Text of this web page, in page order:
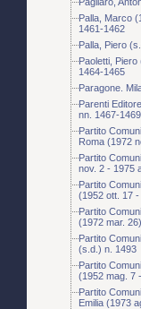
Palla, Marco
1461-1462
Palla, Piero
Paoletti, Piero
1464-1465
Paragone.
Parenti
nn. 1467-1469
Partito
Roma (1972
Partito
nov. 2 - 1975
Partito
(1952 ott. 17
Partito
(1972 mar.
Partito
(s.d.) n. 1493
Partito
(1952 mag. 7
Partito
Emilia (1973